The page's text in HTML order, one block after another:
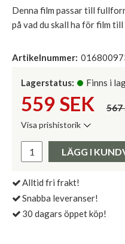
Denna film passar till
på vad du skall ha för film till
Artikelnummer:
Lagerstatus: Finns i
559 SEK 567
Visa prishistorik
LÄGG I
Alltid fri frakt!
Snabba leveranser!
30 dagars öppet köp!